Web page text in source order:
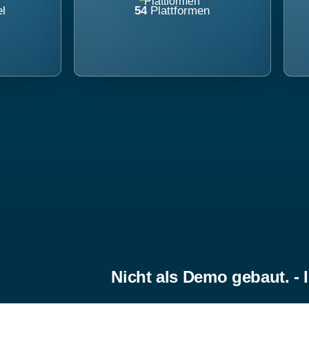
54 Plattformen
Nicht als Demo gebaut. -